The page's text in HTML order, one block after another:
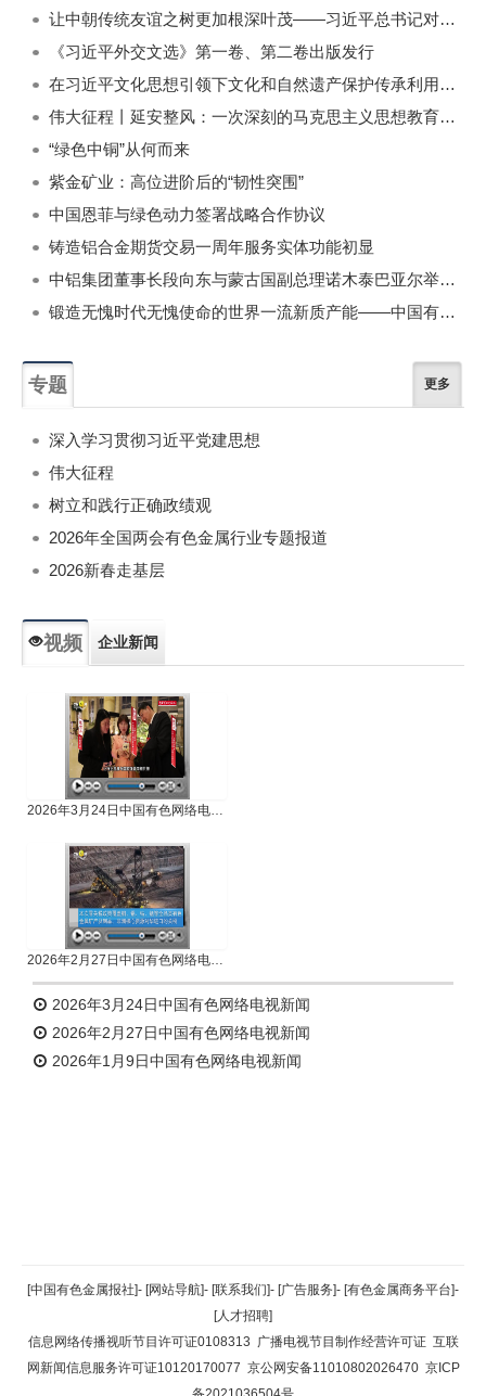
让中朝传统友谊之树更加根深叶茂——习近平总书记对朝鲜进行国事访问纪实
《习近平外交文选》第一卷、第二卷出版发行
在习近平文化思想引领下文化和自然遗产保护传承利用工作开创新局面
伟大征程丨延安整风：一次深刻的马克思主义思想教育运动
“绿色中铜”从何而来
紫金矿业：高位进阶后的“韧性突围”
中国恩菲与绿色动力签署战略合作协议
铸造铝合金期货交易一周年服务实体功能初显
中铝集团董事长段向东与蒙古国副总理诺木泰巴亚尔举行会谈
锻造无愧时代无愧使命的世界一流新质产能——中国有色金属工业的战略应对与破局之道（二）
专题 更多
深入学习贯彻习近平党建思想
伟大征程
树立和践行正确政绩观
2026年全国两会有色金属行业专题报道
2026新春走基层
视频 企业新闻
2026年3月24日中国有色网络电视新闻
2026年2月27日中国有色网络电视新闻
2026年3月24日中国有色网络电视新闻
2026年2月27日中国有色网络电视新闻
2026年1月9日中国有色网络电视新闻
返回顶部
返回首页
[中国有色金属报社]- [网站导航]- [联系我们]- [广告服务]- [有色金属商务平台]-
[人才招聘]
信息网络传播视听节目许可证0108313 广播电视节目制作经营许可证 互联
网新闻信息服务许可证10120170077 京公网安备11010802026470 京ICP